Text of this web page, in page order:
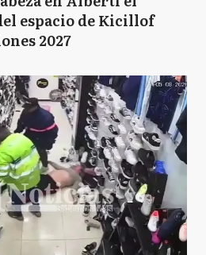
espacio de Kicillof
2027